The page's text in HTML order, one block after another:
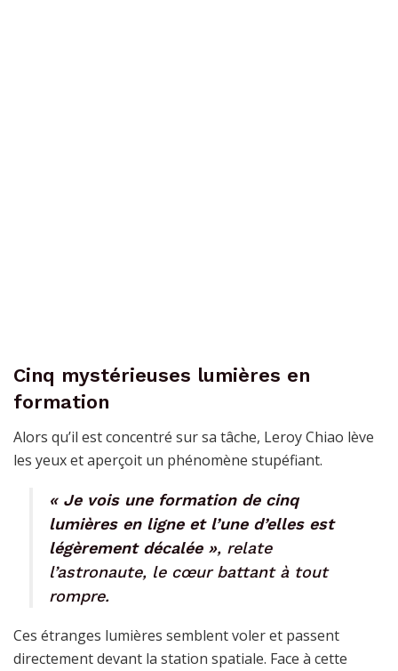
Cinq mystérieuses lumières en
formation
Alors qu’il est concentré sur sa tâche, Leroy Chiao lève
les yeux et aperçoit un phénomène stupéfiant.
« Je vois une formation de cinq
lumières en ligne et l’une d’elles est
légèrement décalée », relate
l’astronaute, le cœur battant à tout
rompre.
Ces étranges lumières semblent voler et passent
directement devant la station spatiale. Face à cette